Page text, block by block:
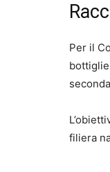
Per il
filiera